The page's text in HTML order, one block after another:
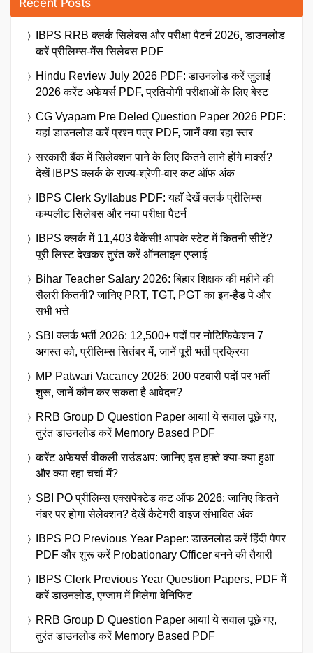
IBPS RRB क्लर्क सिलेबस और परीक्षा पैटर्न 2026, डाउनलोड
करें प्रीलिम्स-मेंस सिलेबस PDF
Hindu Review July 2026 PDF: डाउनलोड करें जुलाई
2026 करेंट अफेयर्स PDF, प्रतियोगी परीक्षाओं के लिए बेस्ट
CG Vyapam Pre Deled Question Paper 2026 PDF:
यहां डाउनलोड करें प्रश्न पत्र PDF, जानें क्या रहा स्तर
सरकारी बैंक में सिलेक्शन पाने के लिए कितने लाने होंगे मार्क्स?
देखें IBPS क्लर्क के राज्य-श्रेणी-वार कट ऑफ अंक
IBPS Clerk Syllabus PDF: यहाँ देखें क्लर्क प्रीलिम्स
कम्पलीट सिलेबस और नया परीक्षा पैटर्न
IBPS क्लर्क में 11,403 वैकेंसी! आपके स्टेट में कितनी सीटें?
पूरी लिस्ट देखकर तुरंत करें ऑनलाइन एप्लाई
Bihar Teacher Salary 2026: बिहार शिक्षक की महीने की
सैलरी कितनी? जानिए PRT, TGT, PGT का इन-हैंड पे और
सभी भत्ते
SBI क्लर्क भर्ती 2026: 12,500+ पदों पर नोटिफिकेशन 7
अगस्त को, प्रीलिम्स सितंबर में, जानें पूरी भर्ती प्रक्रिया
MP Patwari Vacancy 2026: 200 पटवारी पदों पर भर्ती
शुरू, जानें कौन कर सकता है आवेदन?
RRB Group D Question Paper आया! ये सवाल पूछे गए,
तुरंत डाउनलोड करें Memory Based PDF
करेंट अफेयर्स वीकली राउंडअप: जानिए इस हफ्ते क्या-क्या हुआ
और क्या रहा चर्चा में?
SBI PO प्रीलिम्स एक्सपेक्टेड कट ऑफ 2026: जानिए कितने
नंबर पर होगा सेलेक्शन? देखें कैटेगरी वाइज संभावित अंक
IBPS PO Previous Year Paper: डाउनलोड करें हिंदी पेपर
PDF और शुरू करें Probationary Officer बनने की तैयारी
IBPS Clerk Previous Year Question Papers, PDF में
करें डाउनलोड, एग्जाम में मिलेगा बेनिफिट
RRB Group D Question Paper आया! ये सवाल पूछे गए,
तुरंत डाउनलोड करें Memory Based PDF